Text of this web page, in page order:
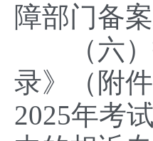
障部门备
（六）
录》（附
2025年考